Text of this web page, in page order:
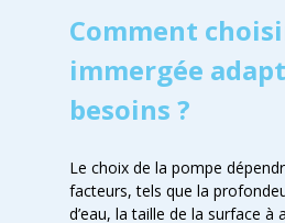
Comment
immergée
besoins ?
Le choix de la pompe
facteurs, tels que la
d’eau, la taille de la surface à